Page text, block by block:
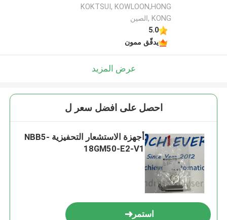
KOKTSUI, KOWLOON,HONG
KONG ,الصين
5.0
يدقّق ممون
عرض المزيد
احصل على افضل سعر ل
أجهزة الاستشعار التحفيزية NBB5-
18GM50-E2-V1
استمر